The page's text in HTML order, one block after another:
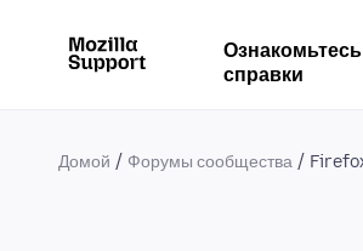
справки
Домой Форумы сообщества